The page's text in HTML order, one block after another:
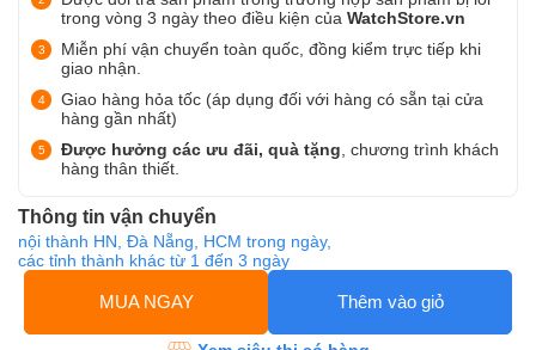
trong vòng 3 ngày theo điều kiện của WatchStore.vn
Miễn phí vận chuyển toàn quốc, đồng kiểm trực tiếp khi
giao nhận.
Giao hàng hỏa tốc (áp dụng đối với hàng có sẵn tại cửa
hàng gần nhất)
Được hưởng các ưu đãi, quà tặng , chương trình khách
hàng thân thiết.
Thông tin vận chuyển
nội thành HN, Đà Nẵng, HCM trong ngày,
các tỉnh thành khác từ 1 đến 3 ngày
MUA NGAY Thêm vào giỏ